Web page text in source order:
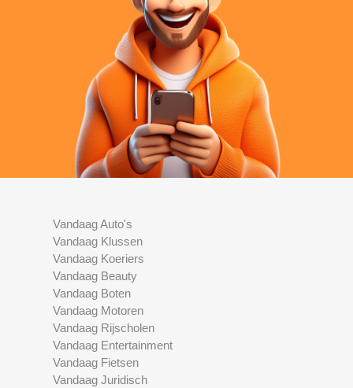
Vandaag Auto's
Vandaag Klussen
Vandaag Koeriers
Vandaag Beauty
Vandaag Boten
Vandaag Motoren
Vandaag Rijscholen
Vandaag Entertainment
Vandaag Fietsen
Vandaag Juridisch